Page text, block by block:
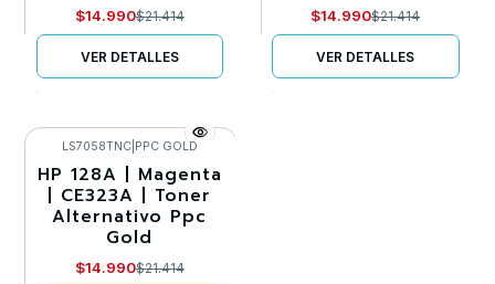
$14.990$21.414
VER DETALLES
$14.990$21.414
VER DETALLES
-30%
Agotado
LS7058TNC| PPC GOLD
HP 128A | Magenta
| CE323A | Toner
Alternativo Ppc
Gold
$14.990$21.414